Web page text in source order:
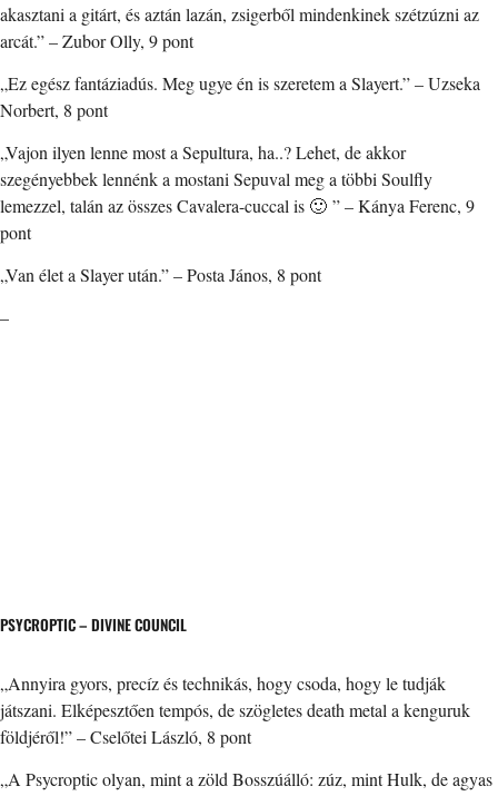
akasztani a gitárt, és aztán lazán, zsigerből mindenkinek szétzúzni az
arcát.” – Zubor Olly, 9 pont
„Ez egész fantáziadús. Meg ugye én is szeretem a Slayert.” – Uzseka
Norbert, 8 pont
„Vajon ilyen lenne most a Sepultura, ha..? Lehet, de akkor
szegényebbek lennénk a mostani Sepuval meg a többi Soulfly
lemezzel, talán az összes Cavalera-cuccal is 🙂 ” – Kánya Ferenc, 9
pont
„Van élet a Slayer után.” – Posta János, 8 pont
–
PSYCROPTIC – DIVINE COUNCIL
„Annyira gyors, precíz és technikás, hogy csoda, hogy le tudják
játszani. Elképesztően tempós, de szögletes death metal a kenguruk
földjéről!” – Cselőtei László, 8 pont
„A Psycroptic olyan, mint a zöld Bosszúálló: zúz, mint Hulk, de agyas